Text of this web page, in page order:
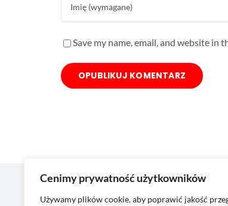
Cenimy prywatność użytkowników
Używamy plików cookie, aby poprawić jakość
Save my name, email, and website